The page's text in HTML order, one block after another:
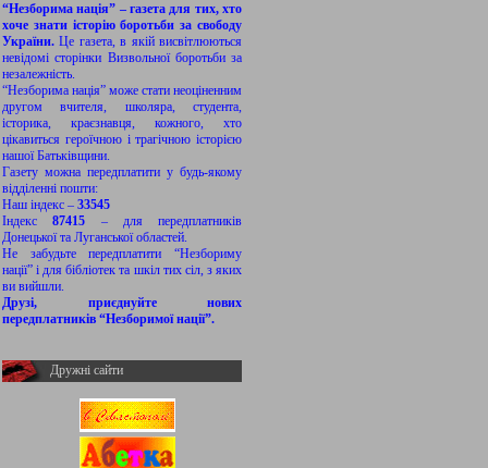
“Незборима нація” – газета для тих, хто
хоче знати історію боротьби за свободу
України.Це газета, в якій висвітлюються
невідомі сторінки Визвольної боротьби за
незалежність.
“Незборима нація” може стати неоціненним
другом вчителя, школяра, студента,
історика, краєзнавця, кожного, хто
цікавиться героїчною і трагічною історією
нашої Батьківщини.
Газету можна передплатити у будь-якому
відділенні пошти:
Наш індекс – 33545
Індекс87415 – для передплатників
Донецької та Луганської областей.
Не забудьте передплатити “Незбориму
нації” і для бібліотек та шкіл тих сіл, з яких
ви вийшли.
Друзі, приєднуйте нових
передплатників “Незборимої нації”.
Дружні сайти